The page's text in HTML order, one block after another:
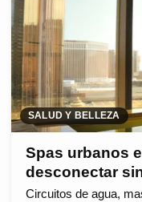
SALUD Y BELLEZA
Spas urbanos
desconectar
Circuitos de agua,